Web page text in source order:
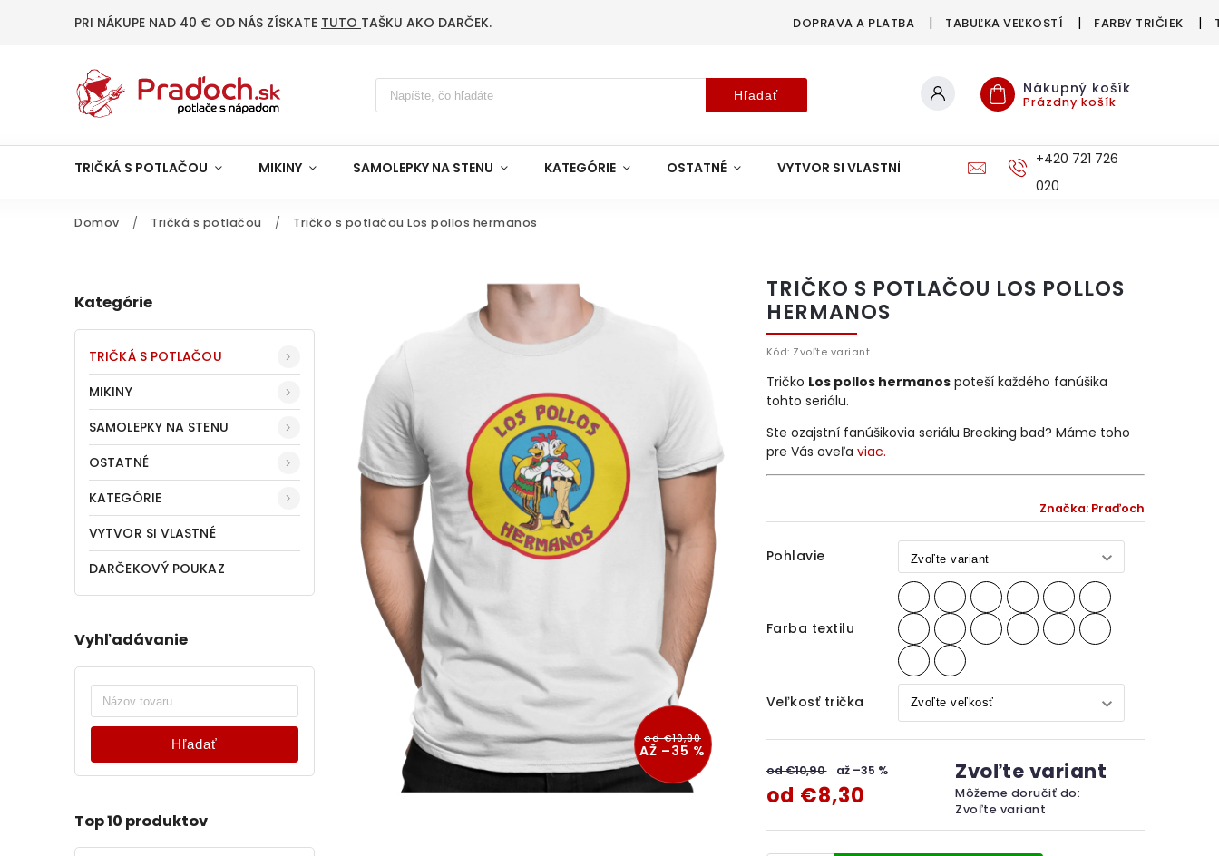
PRI NÁKUPE NAD 40 € OD NÁS ZÍSKATE TUTO TAŠKU AKO DARČEK. DOPRAVA A PLATBA TABUĽKA VEĽKOSTÍ FARBY TRIČIEK
Hľadať Nákupný košík
Prázdny košík
TRIČKÁ S POTLAČOU MIKINY SAMOLEPKY NA STENU KATEGÓRIE OSTATNÉ VYTVOR SI VLASTNÉ DOPRAVA A PLATBA+420 721 726
020
Domov / Tričká s potlačou / Tričko s potlačou Los pollos hermanos
Kategórie
TRIČKÁ S POTLAČOU
MIKINY
SAMOLEPKY NA STENU
OSTATNÉ
KATEGÓRIE
VYTVOR SI VLASTNÉ
DARČEKOVÝ POUKAZ
Vyhľadávanie
Hľadať
Top 10 produktov
od €10,90
AŽ –35 %
TRIČKO S POTLAČOU LOS POLLOS
HERMANOS
Kód: Zvoľte variant
Značka: Praďoch
Pohlavie
Farba textilu
Veľkosť trička
od €10,90 až –35 %
od €8,30
Zvoľte variant
Môžeme doručiť do:
Zvoľte variant
Tričko Los pollos hermanospoteší každého fanúšika
tohto seriálu.
Ste ozajstní fanúšikovia seriálu Breaking bad? Máme toho
pre Vás oveľa viac.